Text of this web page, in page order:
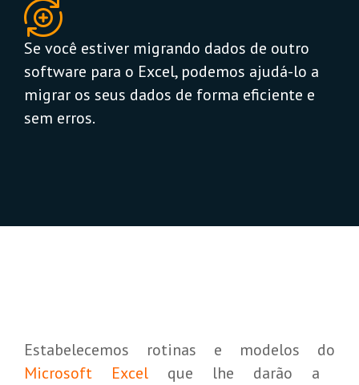
Se você estiver migrando dados de outro
software para o Excel, podemos ajudá-lo a
migrar os seus dados de forma eficiente e
sem erros.
Estabelecemos rotinas e modelos do
Microsoft Excel que lhe darão a